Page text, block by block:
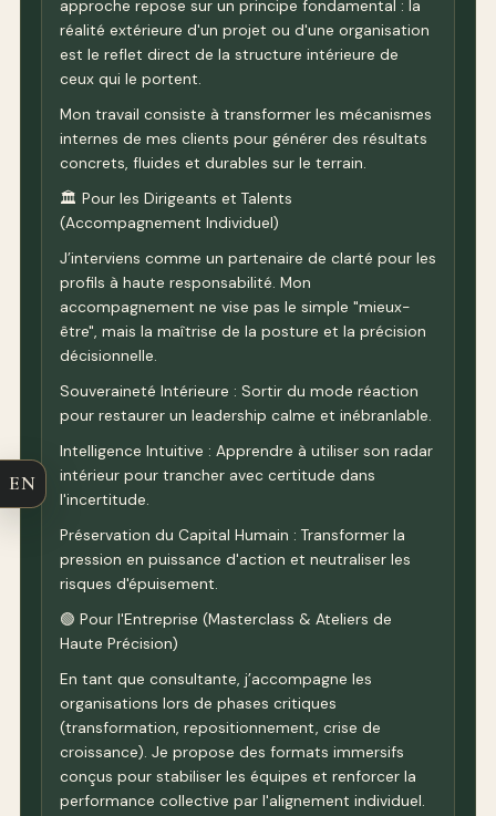
approche repose sur un principe fondamental : la
réalité extérieure d'un projet ou d'une organisation
est le reflet direct de la structure intérieure de
ceux qui le portent.
Mon travail consiste à transformer les mécanismes
internes de mes clients pour générer des résultats
concrets, fluides et durables sur le terrain.
🏛️ Pour les Dirigeants et Talents
(Accompagnement Individuel)
J’interviens comme un partenaire de clarté pour les
profils à haute responsabilité. Mon
accompagnement ne vise pas le simple "mieux-
être", mais la maîtrise de la posture et la précision
décisionnelle.
Souveraineté Intérieure : Sortir du mode réaction
pour restaurer un leadership calme et inébranlable.
Intelligence Intuitive : Apprendre à utiliser son radar
intérieur pour trancher avec certitude dans
l'incertitude.
Préservation du Capital Humain : Transformer la
pression en puissance d'action et neutraliser les
risques d'épuisement.
🟢 Pour l'Entreprise (Masterclass & Ateliers de
Haute Précision)
En tant que consultante, j’accompagne les
organisations lors de phases critiques
(transformation, repositionnement, crise de
croissance). Je propose des formats immersifs
conçus pour stabiliser les équipes et renforcer la
performance collective par l'alignement individuel.
EN